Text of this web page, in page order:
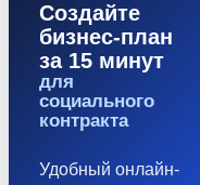
Создайте
бизнес-план
за 15 минут
для
социального
контракта
Удобный онлайн-